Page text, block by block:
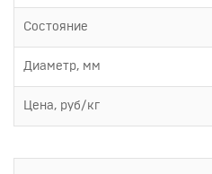
Состояние
Диаметр, мм
Цена, руб/кг